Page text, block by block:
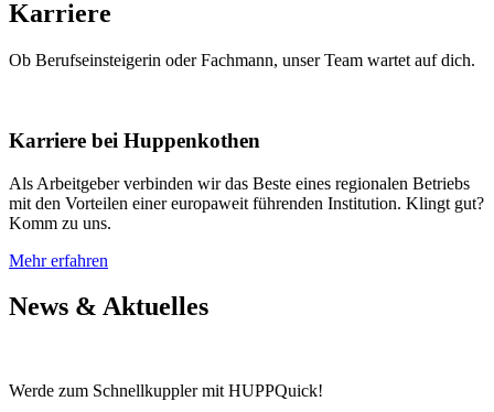
Karriere
Ob Berufseinsteigerin oder Fachmann, unser Team wartet auf dich.
Karriere bei Huppenkothen
Als Arbeitgeber verbinden wir das Beste eines regionalen Betriebs
mit den Vorteilen einer europaweit führenden Institution. Klingt gut?
Komm zu uns.
Mehr erfahren
News & Aktuelles
Werde zum Schnellkuppler mit HUPPQuick!